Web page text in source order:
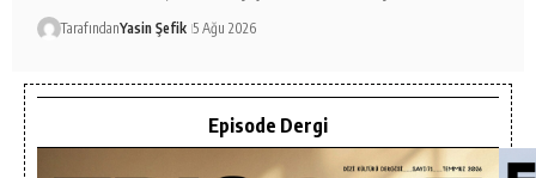
TarafındanYasin Şefik 5 Ağu 2026
Episode Dergi